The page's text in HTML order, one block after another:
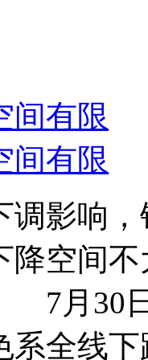
间有限
间有限
调影响
降空间
月30日
系全线